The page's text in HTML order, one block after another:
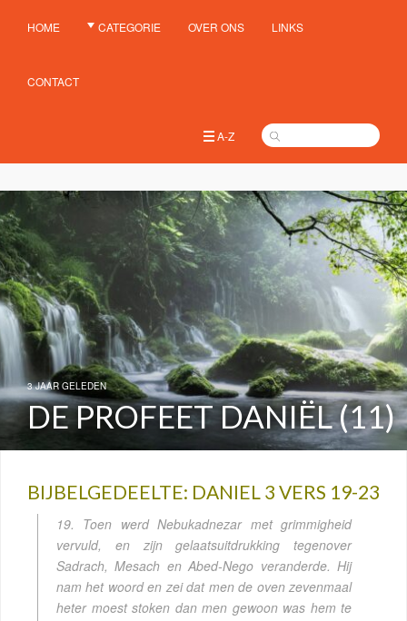
HOME CATEGORIE OVER ONS LINKS
CONTACT
A-Z
3 JAAR GELEDEN
DE PROFEET DANIËL (11)
BIJBELGEDEELTE: DANIEL 3 VERS 19-23
19. Toen werd Nebukadnezar met grimmigheid
vervuld, en zijn gelaatsuitdrukking tegenover
Sadrach, Mesach en Abed-Nego veranderde. Hij
nam het woord en zei dat men de oven zevenmaal
heter moest stoken dan men gewoon was hem te